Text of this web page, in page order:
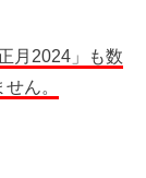
月2024」も数
ん。